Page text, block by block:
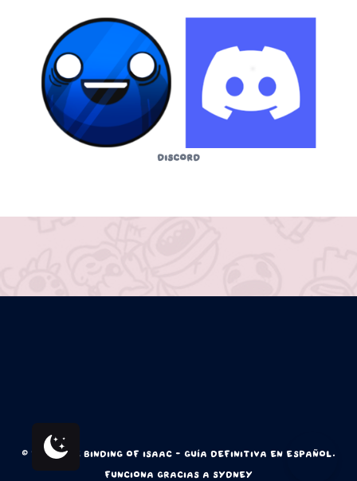
Discord
© 2026 The Binding of Isaac - Guía Definitiva en Español.
Funciona gracias a Sydney